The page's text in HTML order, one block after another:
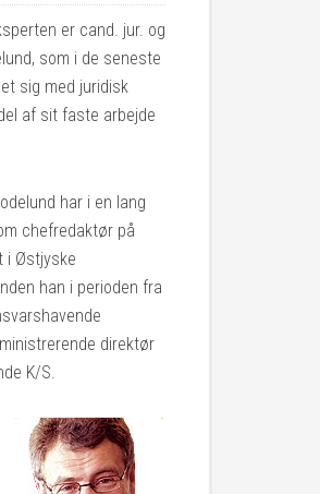
er cand. jur. og
som i de seneste
sig med juridisk
af sit faste arbejde
har i en lang
chefredaktør på
i Østjyske
han i perioden fra
direktør
K/S.